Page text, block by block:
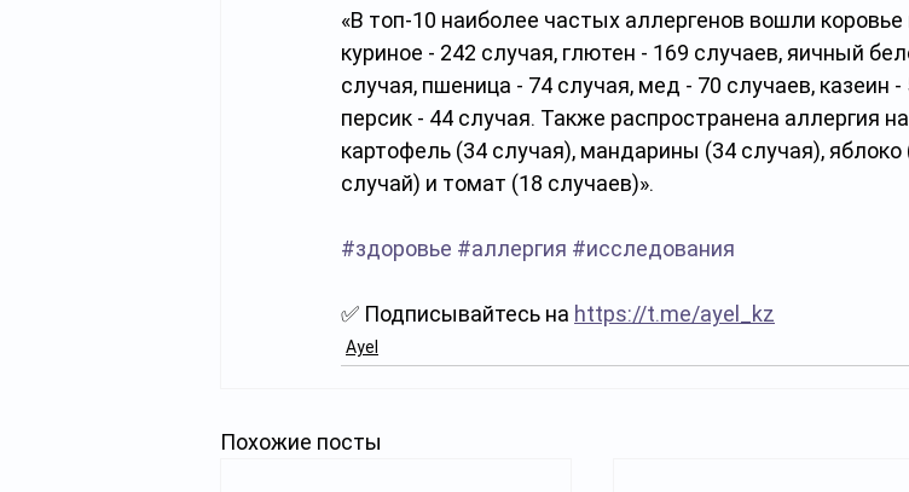
«В топ-10 наиболее частых аллергенов вошли
куриное - 242 случая, глютен - 169 случаев, яичный
случая, пшеница - 74 случая, мед - 70 случаев, казеин
персик - 44 случая. Также распространена аллергия
картофель (34 случая), мандарины (34 случая), яблоко
случай) и томат (18 случаев)».
#здоровье #аллергия #исследования
✅ Подписывайтесь на https://t.me/ayel_kz
Ayel
Похожие посты